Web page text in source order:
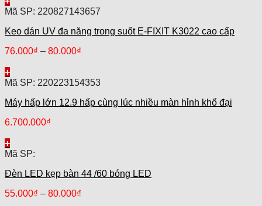
Mã SP: 220827143657
Keo dán UV đa năng trong suốt E-FIXIT K3022 cao cấp
76.000₫ – 80.000₫
+
Mã SP: 220223154353
Máy hấp lớn 12.9 hấp cùng lúc nhiều màn hỉnh khổ đại
6.700.000₫
+
Mã SP:
Đèn LED kẹp bàn 44 /60 bóng LED
55.000₫ – 80.000₫